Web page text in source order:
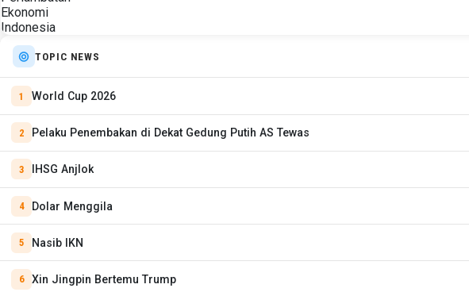
TOPIC NEWS
World Cup 2026
Pelaku Penembakan di Dekat Gedung Putih AS Tewas
IHSG Anjlok
Dolar Menggila
Nasib IKN
Xin Jingpin Bertemu Trump